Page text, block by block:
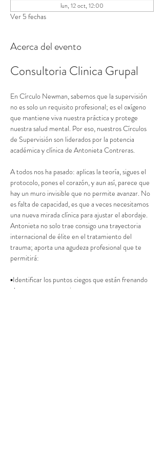
lun, 12 oct, 12:00
Ver 5 fechas
Acerca del evento
Consultoria Clinica Grupal
En Círculo Newman, sabemos que la supervisión
no es solo un requisito profesional; es el oxígeno
que mantiene viva nuestra práctica y protege
nuestra salud mental. Por eso, nuestros Círculos
de Supervisión son liderados por la potencia
académica y clínica de Antonieta Contreras.
A todos nos ha pasado: aplicas la teoría, sigues el
protocolo, pones el corazón, y aun así, parece que
hay un muro invisible que no permite avanzar. No
es falta de capacidad, es que a veces necesitamos
una nueva mirada clínica para ajustar el abordaje.
Antonieta no solo trae consigo una trayectoria
internacional de élite en el tratamiento del
trauma; aporta una agudeza profesional que te
permitirá:
▪️Identificar los puntos ciegos que están frenando
el avance con tus pacientes.